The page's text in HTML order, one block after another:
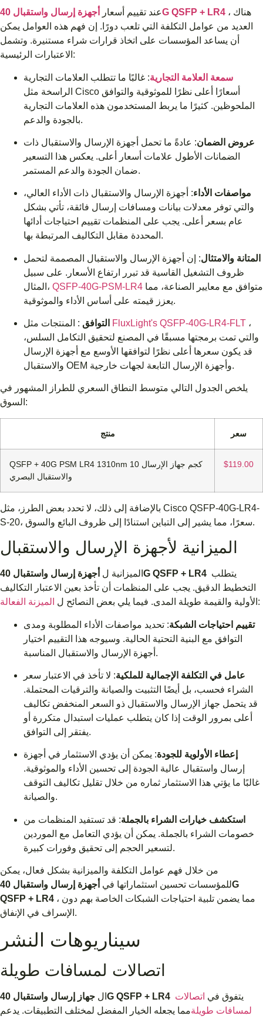
عند تقييم أسعارأجهزة إرسال واستقبال 40G QSFP + LR4 ، هناك
العديد من عوامل التكلفة التي تلعب دورًا. إن فهم هذه العوامل يمكن
أن يساعد المؤسسات على اتخاذ قرارات شراء مستنيرة. وتشمل
الاعتبارات الرئيسية:
سمعة العلامة التجارية: غالبًا ما تتطلب العلامات التجارية
الراسخة مثل Cisco أسعارًا أعلى نظرًا للموثوقية والتوافق
الملحوظين. كثيرًا ما يربط المستخدمون هذه العلامات التجارية
بالجودة والدعم.
عروض الضمان: عادةً ما تحمل أجهزة الإرسال والاستقبال ذات
الضمانات الأطول علامات أسعار أعلى. يعكس هذا التسعير
ضمان الجودة والدعم المستمر.
مواصفات الأداء: أجهزة الإرسال والاستقبال ذات الأداء العالي،
والتي توفر معدلات بيانات ومسافات إرسال فائقة، تأتي بشكل
عام بسعر أعلى. يجب على المنظمات تقييم احتياجات أدائها
المحددة مقابل التكاليف المرتبطة بها.
المتانة والامتثال: إن أجهزة الإرسال والاستقبال المصممة لتحمل
ظروف التشغيل القاسية قد تبرر ارتفاع الأسعار. على سبيل
المثال، QSFP-40G-PSM-LR4
يعزز قيمته على أساس الأداء والموثوقية.
التوافق FluxLight's QSFP-40G-LR4-FLT ،
والتي تمت برمجتها مسبقًا في المصنع لتحقيق التكامل السلس،
قد يكون سعرها أعلى نظرًا لتوافقها الأوسع مع أجهزة الإرسال
والاستقبال OEM وأجهزة الإرسال التابعة لجهات خارجية.
يلخص الجدول التالي متوسط ​​النطاق السعري للطراز المشهور في
السوق:
منتج سعر
QSFP + 40G PSM LR4 1310nm 10 كجم جهاز الإرسال
والاستقبال البصري
$119.00
بالإضافة إلى ذلك، لا تحدد بعض الطرز، مثل Cisco QSFP-40G-LR4-
S-20، سعرًا، مما يشير إلى التباين استنادًا إلى ظروف البائع والسوق.
الميزانية لأجهزة الإرسال والاستقبال
الميزانية ل أجهزة إرسال واستقبال 40G QSFP + LR4
التخطيط الدقيق. يجب على المنظمات أن تأخذ بعين الاعتبار التكاليف
الأولية والقيمة طويلة المدى. فيما يلي بعض النصائح ل الميزنة الفعالة :
تقييم احتياجات الشبكة: تحديد مواصفات الأداء المطلوبة ومدى
التوافق مع البنية التحتية الحالية. وسيوجه هذا التقييم اختيار
أجهزة الإرسال والاستقبال المناسبة.
عامل في التكلفة الإجمالية للملكية: لا تأخذ في الاعتبار سعر
الشراء فحسب، بل أيضًا التثبيت والصيانة والترقيات المحتملة.
قد يتحمل جهاز الإرسال والاستقبال ذو السعر المنخفض تكاليف
أعلى بمرور الوقت إذا كان يتطلب عمليات استبدال متكررة أو
يفتقر إلى التوافق.
إعطاء الأولوية للجودة: يمكن أن يؤدي الاستثمار في أجهزة
إرسال واستقبال عالية الجودة إلى تحسين الأداء والموثوقية.
غالبًا ما يؤتي هذا الاستثمار ثماره من خلال تقليل تكاليف التوقف
والصيانة.
استكشف خيارات الشراء بالجملة: قد تستفيد المنظمات من
خصومات الشراء بالجملة. يمكن أن يؤدي التعامل مع الموردين
لتسعير الحجم إلى تحقيق وفورات كبيرة.
من خلال فهم عوامل التكلفة والميزانية بشكل فعال، يمكن
للمؤسسات تحسين استثماراتها في
أجهزة إرسال واستقبال 40G
QSFP + LR4 ، مما يضمن تلبية احتياجات الشبكات الخاصة بهم دون
الإسراف في الإنفاق.
سيناريوهات النشر
اتصالات لمسافات طويلة
ال جهاز إرسال واستقبال 40G QSFP + LR4 يتفوق في اتصالات
لمسافات طويلةمما يجعله الخيار المفضل لمختلف التطبيقات. يدعم